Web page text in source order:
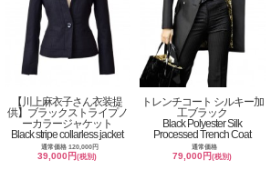
【川上麻衣子さん衣装提
供】ブラックストライプノ
ーカラージャケット
Black stripe collarless jacket
通常価格 120,000円
39,000円(税別)
トレンチコート シルキー加
工ブラック
Black Polyester Silk
Processed Trench Coat
通常価格
79,000円(税別)